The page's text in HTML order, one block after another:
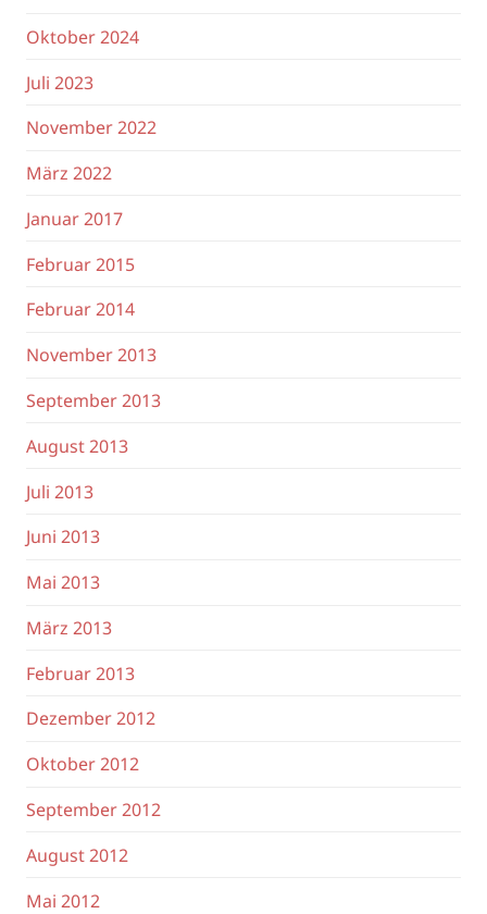
Oktober 2024
Juli 2023
November 2022
März 2022
Januar 2017
Februar 2015
Februar 2014
November 2013
September 2013
August 2013
Juli 2013
Juni 2013
Mai 2013
März 2013
Februar 2013
Dezember 2012
Oktober 2012
September 2012
August 2012
Mai 2012